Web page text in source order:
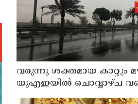
വരുന്നു ശക്തമായ കാറ്റും
യുഎഇയില്‍ ചൊവ്വാഴ്ച
കാലാവസ്ഥ